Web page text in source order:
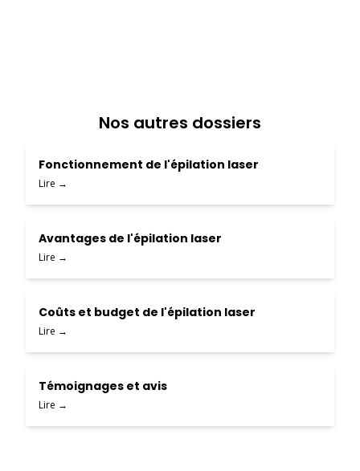
Nos autres dossiers
Fonctionnement de l'épilation laser
Lire →
Avantages de l'épilation laser
Lire →
Coûts et budget de l'épilation laser
Lire →
Témoignages et avis
Lire →